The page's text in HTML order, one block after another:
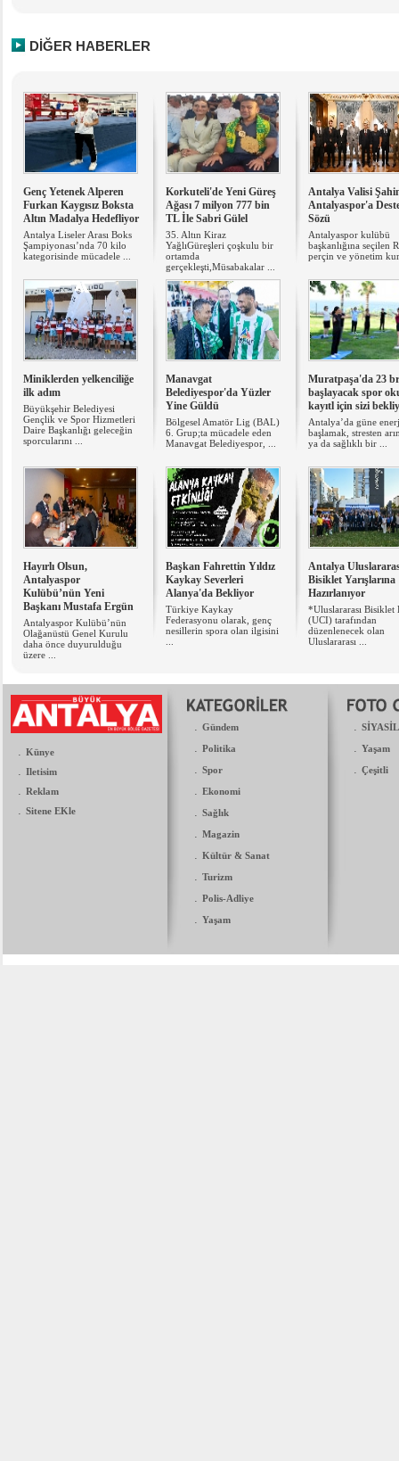
DİĞER HABERLER
Genç Yetenek Alperen
Furkan Kaygısız Boksta
Altın Madalya Hedefliyor
Antalya Liseler Arası Boks
Şampiyonası’nda 70 kilo
kategorisinde mücadele ...
Korkuteli'de Yeni Güreş
Ağası 7 milyon 777 bin
TL İle Sabri Gülel
35. Altın Kiraz
YağlıGüreşleri çoşkulu bir
ortamda
gerçekleşti,Müsabakalar ...
Antalya Valisi
Antalyaspor'a
Sözü
Antalyaspor kulübü
başkanlığına seçilen
perçin ve yönetim
Miniklerden yelkenciliğe
ilk adım
Büyükşehir Belediyesi
Gençlik ve Spor Hizmetleri
Daire Başkanlığı geleceğin
sporcularını ...
Manavgat
Belediyespor'da Yüzler
Yine Güldü
Bölgesel Amatör Lig (BAL)
6. Grup;ta mücadele eden
Manavgat Belediyespor, ...
Muratpaşa'da 23
başlayacak spor
kayıtl için sizi
Antalya’da güne
başlamak, stresten
ya da sağlıklı bir ...
Hayırlı Olsun,
Antalyaspor
Kulübü’nün Yeni
Başkanı Mustafa Ergün
Antalyaspor Kulübü’nün
Olağanüstü Genel Kurulu
daha önce duyurulduğu
üzere ...
Başkan Fahrettin Yıldız
Kaykay Severleri
Alanya'da Bekliyor
Türkiye Kaykay
Federasyonu olarak, genç
nesillerin spora olan ilgisini
Antalya
Bisiklet Yarışlarına
Hazırlanıyor
*Uluslararası
(UCI) tarafından
düzenlenecek olan
Uluslararası ...
. Künye
. Iletisim
. Reklam
. Sitene EKle
. Gündem
. Politika
. Spor
. Ekonomi
. Sağlık
. Magazin
. Kültür & Sanat
. Turizm
. Polis-Adliye
. Yaşam
.
. Yaşam
. Çeşitli